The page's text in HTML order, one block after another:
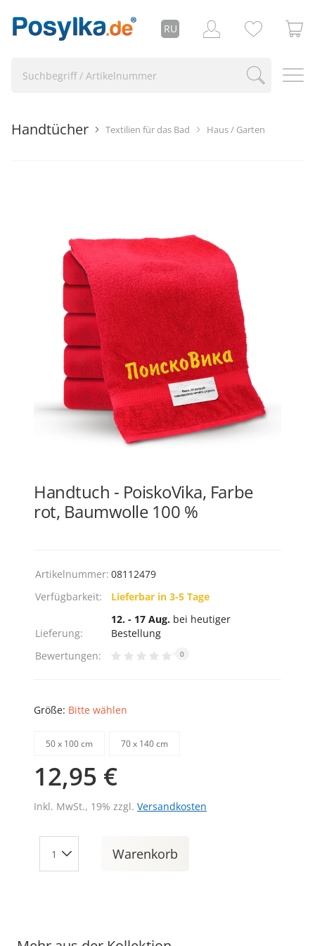
RU
Haus / Garten
Textilien für das Bad
Handtücher
Handtuch - PoiskoVika, Farbe
rot, Baumwolle 100 %
Artikelnummer: 08112479
Verfügbarkeit:
Lieferbar in 3-5 Tage
Lieferung:
12. - 17 Aug. bei heutiger
Bestellung
Bewertungen:
0
Größe: Bitte wählen
50 х 100 cm 70 х 140 cm
12,95 €
Inkl. MwSt., 19% zzgl. Versandkosten
Warenkorb